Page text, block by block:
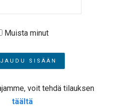
Muista minut
voit tehdä tilauksen
täältä